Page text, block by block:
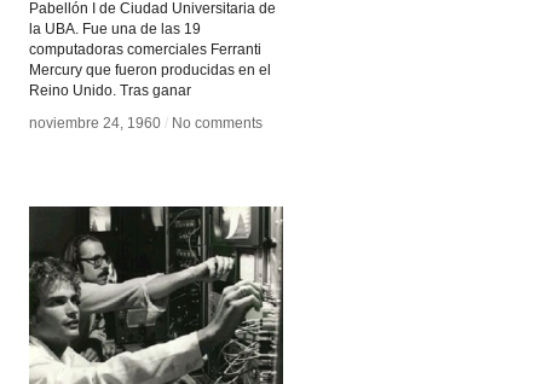
Pabellón I de Ciudad Universitaria de
la UBA. Fue una de las 19
computadoras comerciales Ferranti
Mercury que fueron producidas en el
Reino Unido. Tras ganar
noviembre 24, 1960 / No comments
noviembre 24, 1960 / No comments